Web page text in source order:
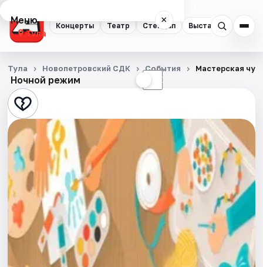
Концерты Театр Стендап Выставки
Меню ×
Тула
Концерты
Театр
Стендап
Выставки
Квесты
Экскурсии
Спорт
События
Ночной режим ☾
Тула Новопетровский СДК События Мастерская